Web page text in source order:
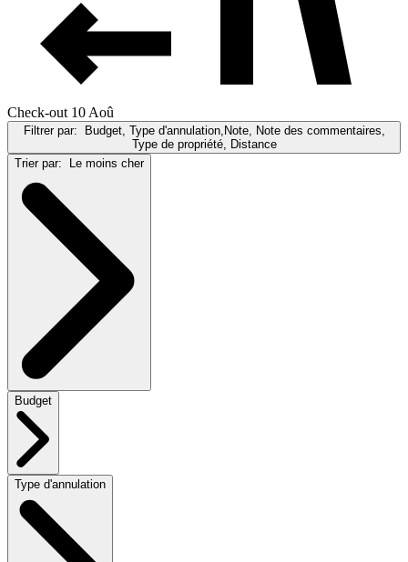
Check-out 10 Aoû
Filtrer par:
Budget, Type d'annulation,Note, Note des commentaires,
Type de propriété, Distance
Trier par:
Le moins cher
Budget
Type d'annulation